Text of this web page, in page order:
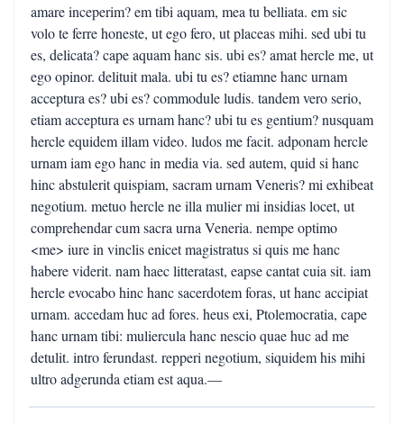
amare inceperim? em tibi aquam, mea tu belliata. em sic
volo te ferre honeste, ut ego fero, ut placeas mihi. sed ubi tu
es, delicata? cape aquam hanc sis. ubi es? amat hercle me, ut
ego opinor. delituit mala. ubi tu es? etiamne hanc urnam
acceptura es? ubi es? commodule ludis. tandem vero serio,
etiam acceptura es urnam hanc? ubi tu es gentium? nusquam
hercle equidem illam video. ludos me facit. adponam hercle
urnam iam ego hanc in media via. sed autem, quid si hanc
hinc abstulerit quispiam, sacram urnam Veneris? mi exhibeat
negotium. metuo hercle ne illa mulier mi insidias locet, ut
comprehendar cum sacra urna Veneria. nempe optimo
<me> iure in vinclis enicet magistratus si quis me hanc
habere viderit. nam haec litteratast, eapse cantat cuia sit. iam
hercle evocabo hinc hanc sacerdotem foras, ut hanc accipiat
urnam. accedam huc ad fores. heus exi, Ptolemocratia, cape
hanc urnam tibi: muliercula hanc nescio quae huc ad me
detulit. intro ferundast. repperi negotium, siquidem his mihi
ultro adgerunda etiam est aqua.—